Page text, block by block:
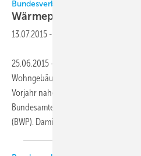
Bundesverband Wärmepumpe
Wärmepumpen heizen
13.07.2015 -
25.06.2015 – Der Anteil an
Wohngebäudenblieb 2014 mit knapp
Vorjahr nahezu konstant. Dies ergab
Bundesamtes, berichtet der
(BWP). Damit ist die Wärmepumpe